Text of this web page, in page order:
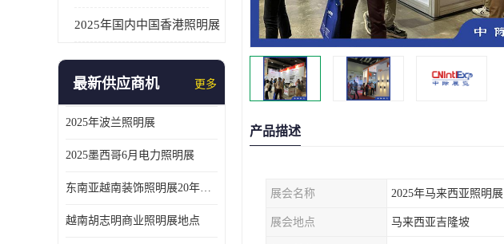
2025年国内中国香港照明展
最新供应商机 更多
2025年波兰照明展
2025墨西哥6月电力照明展
东南亚越南装饰照明展20年外展服务经验
越南胡志明商业照明展地点
产品描述
展会名称 2025年马来西亚照明展
展会地点 马来西亚吉隆坡